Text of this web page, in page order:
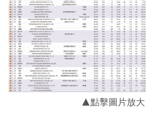
▲點擊圖片放大